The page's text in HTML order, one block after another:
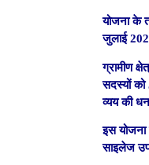
योजना के
जुलाई
ग्रामीण
सदस्यों को
व्यय की
इस योजना
साइलेज